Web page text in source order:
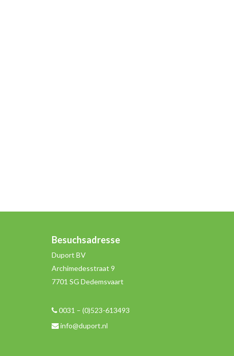
Besuchsadresse
Duport BV
Archimedesstraat 9
7701 SG Dedemsvaart
0031 – (0)523-613493
info@duport.nl